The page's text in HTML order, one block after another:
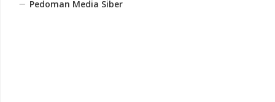
Pedoman Media Siber